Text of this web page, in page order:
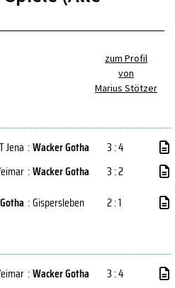
zum Profil
von
Marius Stötzer
Jena :Wacker Gotha
3 : 4
:Wacker Gotha
3 : 2
:Gispersleben 2 : 1
:Wacker Gotha
3 : 4